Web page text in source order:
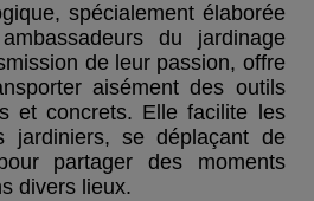
spécialement élaborée
du jardinage
de leur passion, offre
aisément des outils
et concrets. Elle facilite les
jardiniers, se déplaçant de
partager des moments
divers lieux.